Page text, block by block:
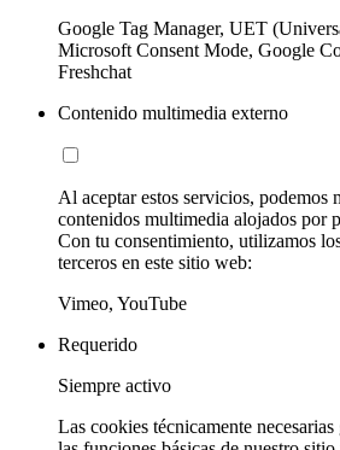
Google Tag Manager, UET
Microsoft Consent Mode, Google
Freshchat
Contenido multimedia externo
Al aceptar estos servicios, podemos
contenidos multimedia alojados por
Con tu consentimiento, utilizamos
terceros en este sitio web:
Vimeo, YouTube
Requerido
Siempre activo
Las cookies técnicamente